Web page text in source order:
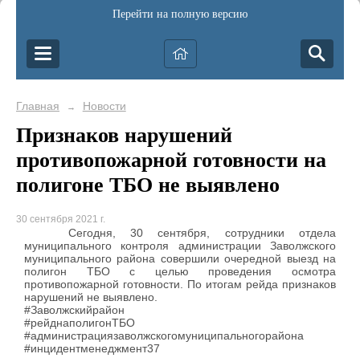
Перейти на полную версию
Главная → Новости
Признаков нарушений
противопожарной готовности на
полигоне ТБО не выявлено
30 сентября 2021 г.
Сегодня, 30 сентября, сотрудники отдела
муниципального контроля администрации Заволжского
муниципального района совершили очередной выезд на
полигон ТБО с целью проведения осмотра
противопожарной готовности. По итогам рейда признаков
нарушений не выявлено.
#Заволжскийрайон
#рейднаполигонТБО
#администрациязаволжскогомуниципальногорайона
#инцидентменеджмент37